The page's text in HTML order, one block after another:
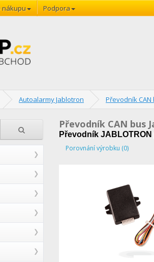
nákupu Podpora
Autoalarmy Jablotron Převodník CAN
Převodník CAN bus
Převodník
Porovnání výrobku (0)